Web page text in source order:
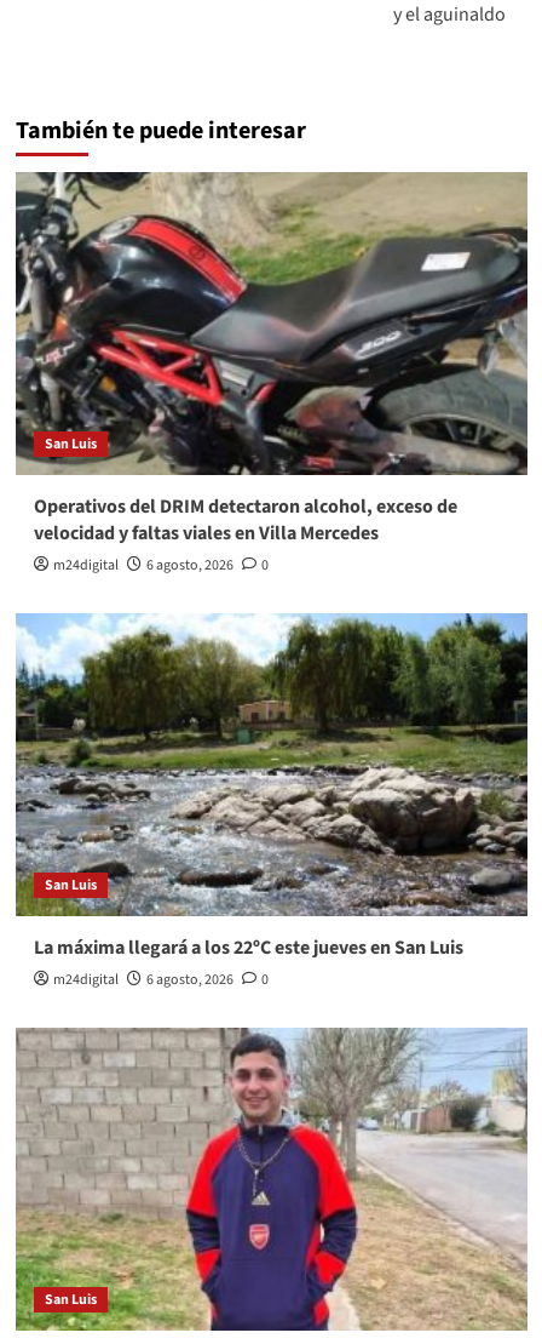
y el aguinaldo
También te puede interesar
San Luis
Operativos del DRIM detectaron alcohol, exceso de
velocidad y faltas viales en Villa Mercedes
m24digital 6 agosto, 2026 0
San Luis
La máxima llegará a los 22ºC este jueves en San Luis
m24digital 6 agosto, 2026 0
San Luis